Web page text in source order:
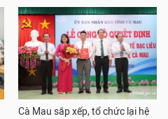
Cà Mau sắp xếp, tổ chức lại hệ